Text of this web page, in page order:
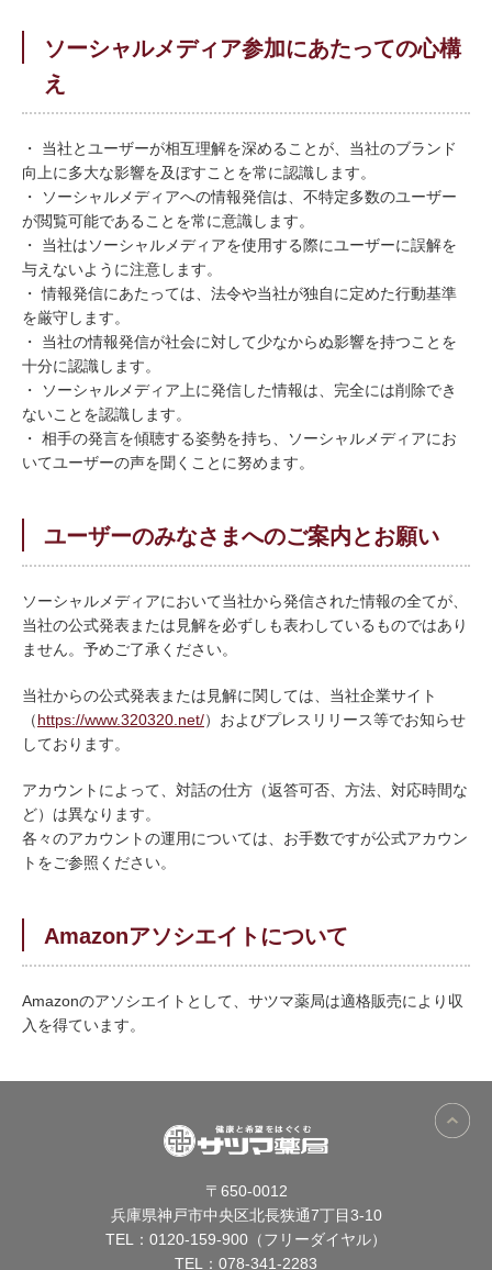
ソーシャルメディア参加にあたっての心構
え
・ 当社とユーザーが相互理解を深めることが、当社のブランド
向上に多大な影響を及ぼすことを常に認識します。
・ ソーシャルメディアへの情報発信は、不特定多数のユーザー
が閲覧可能であることを常に意識します。
・ 当社はソーシャルメディアを使用する際にユーザーに誤解を
与えないように注意します。
・ 情報発信にあたっては、法令や当社が独自に定めた行動基準
を厳守します。
・ 当社の情報発信が社会に対して少なからぬ影響を持つことを
十分に認識します。
・ ソーシャルメディア上に発信した情報は、完全には削除でき
ないことを認識します。
・ 相手の発言を傾聴する姿勢を持ち、ソーシャルメディアにお
いてユーザーの声を聞くことに努めます。
ユーザーのみなさまへのご案内とお願い
ソーシャルメディアにおいて当社から発信された情報の全てが、
当社の公式発表または見解を必ずしも表わしているものではあり
ません。予めご了承ください。
当社からの公式発表または見解に関しては、当社企業サイト
（https://www.320320.net/）およびプレスリリース等でお知らせ
しております。
アカウントによって、対話の仕方（返答可否、方法、対応時間な
ど）は異なります。
各々のアカウントの運用については、お手数ですが公式アカウン
トをご参照ください。
Amazonアソシエイトについて
Amazonのアソシエイトとして、サツマ薬局は適格販売により収
入を得ています。
〒650-0012
兵庫県神戸市中央区北長狭通7丁目3-10
TEL： 0120-159-900（フリーダイヤル）
TEL： 078-341-2283